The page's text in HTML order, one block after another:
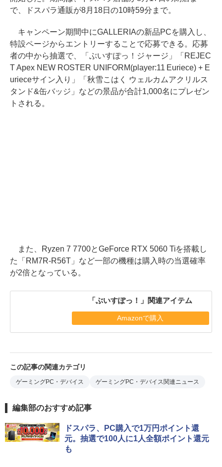
で、ドスパラ通販が8月18日の10時59分まで。
キャンペーン期間中にGALLERIAの新品PCを購入し、
特設ページからエントリーすることで応募できる。応募
者の中から抽選で、「ぶいすぽっ！ジャージ」「REJEC
T Apex NEW ROSTER UNIFORM(player:11 Euriece) + E
urieceサイン入り」「秋雪こはく ウェルカムアクリルス
タンド&缶バッジ」などの景品が合計1,000名にプレゼン
トされる。
また、Ryzen 7 7700とGeForce RTX 5060 Tiを搭載し
た「RM7R-R56T」など一部の機種は購入時の当選確率
が2倍となっている。
「ぶいすぽっ！」関連アイテム
Amazonで購入
この記事の関連カテゴリ
ゲーミングPC・デバイス ゲーミングPC・デバイス関連ニュース
編集部のおすすめ記事
ドスパラ、PC購入で1万円ポイント還
元。抽選で100人に1人全額ポイント還元
も